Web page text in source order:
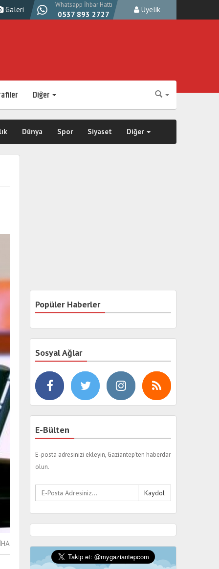
Galeri
Whatsapp İhbar Hattı
0537 893 2727
Üyelik
Diğer
Dünya Spor Siyaset Diğer
İHA
Popüler Haberler
Sosyal Ağlar
E-Bülten
E-posta adresinizi ekleyin, Gaziantep'ten haberdar
olun.
Kaydol